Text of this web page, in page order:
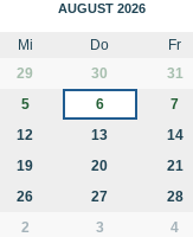
AUGUST 2026
Mi Do Fr
29 30 31
5 6 7
12 13 14
19 20 21
26 27 28
2 3 4